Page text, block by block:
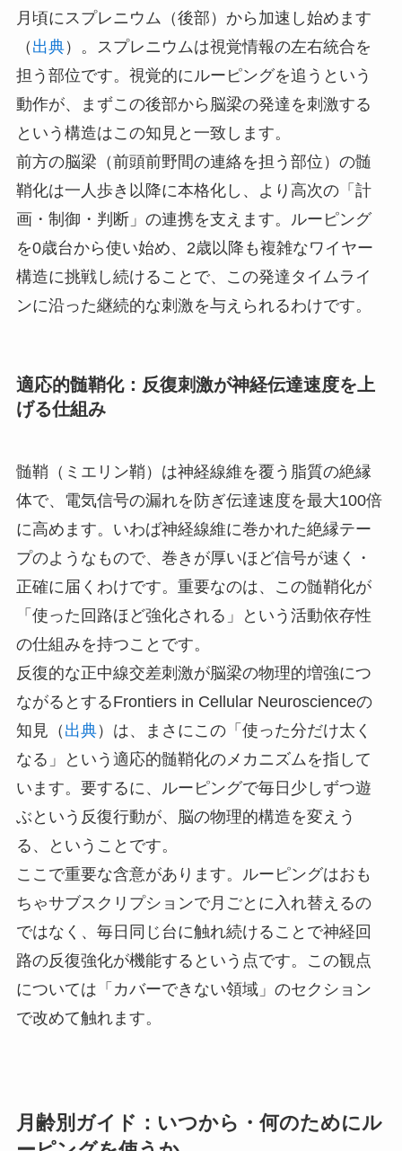
月頃にスプレニウム（後部）から加速し始めます
（ 出典）。スプレニウムは視覚情報の左右統合を
担う部位です。視覚的にルーピングを追うという
動作が、まずこの後部から脳梁の発達を刺激する
という構造はこの知見と一致します。
前方の脳梁（前頭前野間の連絡を担う部位）の髄
鞘化は一人歩き以降に本格化し、より高次の「計
画・制御・判断」の連携を支えます。ルーピング
を0歳台から使い始め、2歳以降も複雑なワイヤー
構造に挑戦し続けることで、この発達タイムライ
ンに沿った継続的な刺激を与えられるわけです。
適応的髄鞘化：反復刺激が神経伝達速度を上
げる仕組み
髄鞘（ミエリン鞘）は神経線維を覆う脂質の絶縁
体で、電気信号の漏れを防ぎ伝達速度を最大100倍
に高めます。いわば神経線維に巻かれた絶縁テー
プのようなもので、巻きが厚いほど信号が速く・
正確に届くわけです。重要なのは、この髄鞘化が
「使った回路ほど強化される」という活動依存性
の仕組みを持つことです。
反復的な正中線交差刺激が脳梁の物理的増強につ
ながるとするFrontiers in Cellular Neuroscienceの
知見（ 出典）は、まさにこの「使った分だけ太く
なる」という適応的髄鞘化のメカニズムを指して
います。要するに、ルーピングで毎日少しずつ遊
ぶという反復行動が、脳の物理的構造を変えう
る、ということです。
ここで重要な含意があります。ルーピングはおも
ちゃサブスクリプションで月ごとに入れ替えるの
ではなく、毎日同じ台に触れ続けることで神経回
路の反復強化が機能するという点です。この観点
については「カバーできない領域」のセクション
で改めて触れます。
月齢別ガイド：いつから・何のためにル